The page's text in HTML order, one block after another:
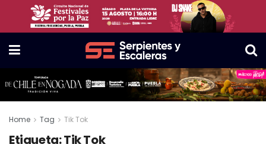
Home Tag Tik Tok
Etiqueta:Tik Tok